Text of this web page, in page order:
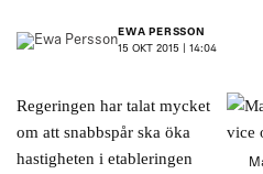
EWA PERSSON
15 OKT 2015 | 14:04
Regeringen har talat mycket
om att snabbspår ska öka
hastigheten i etableringen